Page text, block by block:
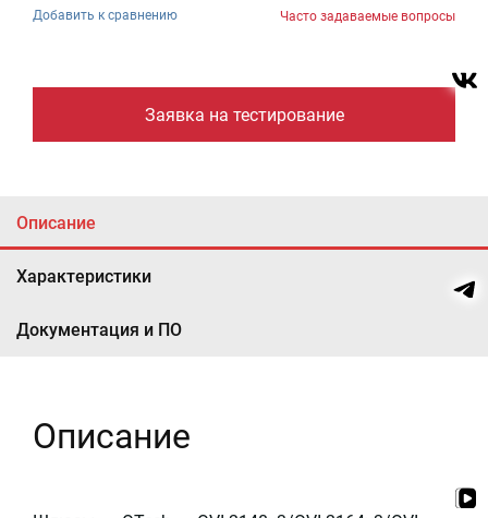
Добавить к сравнению Часто задаваемые вопросы
Заявка на тестирование
Описание
Характеристики
Документация и ПО
Описание